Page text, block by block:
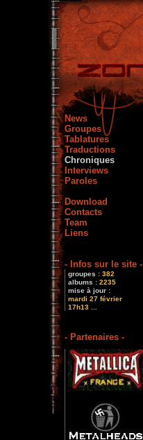
News
Groupes
Tablatures
Traductions
Chroniques
Interviews
Paroles
Download
Contacts
Team
Liens
- Infos sur le site -
groupes : 382
albums : 2235
mise à jour :
mardi 27 février
17h13 ...
- Partenaires -